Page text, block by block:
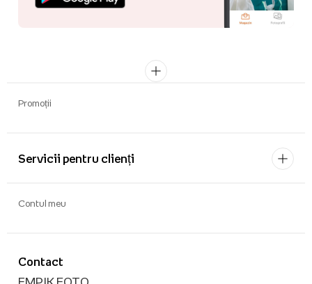
Promoții
Servicii pentru clienți
Contact
Contul meu